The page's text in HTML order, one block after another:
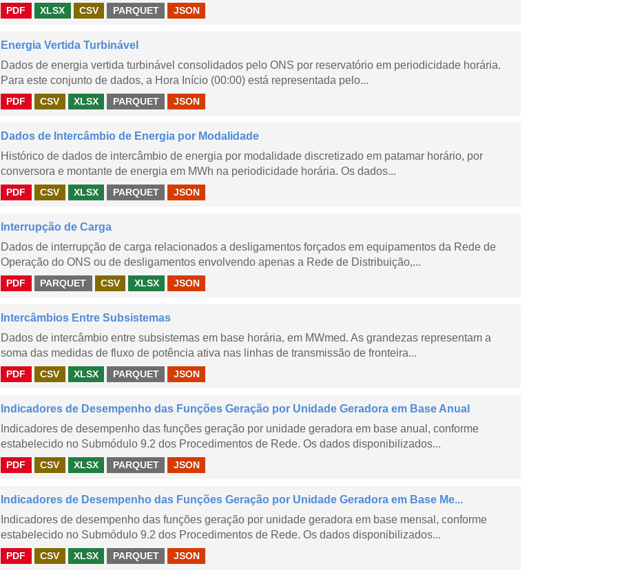
PDF XLSX CSV PARQUET JSON
Energia Vertida Turbinável
Dados de energia vertida turbinável consolidados pelo ONS por reservatório em periodicidade horária.
Para este conjunto de dados, a Hora Início (00:00) está representada pelo...
PDF CSV XLSX PARQUET JSON
Dados de Intercâmbio de Energia por Modalidade
Histórico de dados de intercâmbio de energia por modalidade discretizado em patamar horário, por
conversora e montante de energia em MWh na periodicidade horária. Os dados...
PDF CSV XLSX PARQUET JSON
Interrupção de Carga
Dados de interrupção de carga relacionados a desligamentos forçados em equipamentos da Rede de
Operação do ONS ou de desligamentos envolvendo apenas a Rede de Distribuição,...
PDF PARQUET CSV XLSX JSON
Intercâmbios Entre Subsistemas
Dados de intercâmbio entre subsistemas em base horária, em MWmed. As grandezas representam a
soma das medidas de fluxo de potência ativa nas linhas de transmissão de fronteira...
PDF CSV XLSX PARQUET JSON
Indicadores de Desempenho das Funções Geração por Unidade Geradora em Base Anual
Indicadores de desempenho das funções geração por unidade geradora em base anual, conforme
estabelecido no Submódulo 9.2 dos Procedimentos de Rede. Os dados disponibilizados...
PDF CSV XLSX PARQUET JSON
Indicadores de Desempenho das Funções Geração por Unidade Geradora em Base Me...
Indicadores de desempenho das funções geração por unidade geradora em base mensal, conforme
estabelecido no Submódulo 9.2 dos Procedimentos de Rede. Os dados disponibilizados...
PDF CSV XLSX PARQUET JSON